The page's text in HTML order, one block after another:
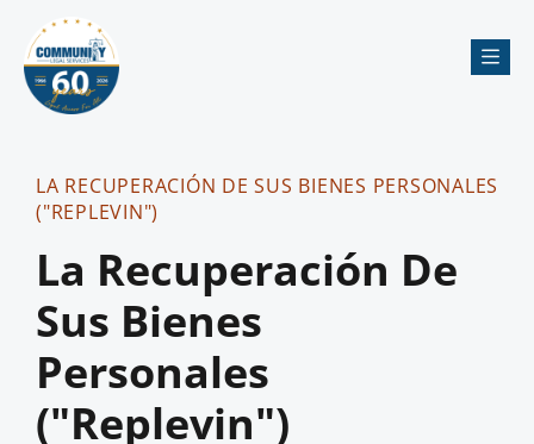
LA RECUPERACIÓN DE SUS BIENES PERSONALES
("REPLEVIN")
La Recuperación De
Sus Bienes
Personales
("Replevin")